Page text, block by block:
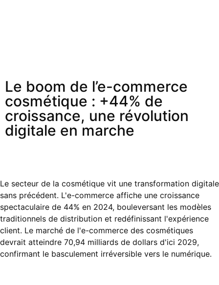
Le boom de l’e-commerce
cosmétique : +44% de
croissance, une révolution
digitale en marche
Le secteur de la cosmétique vit une transformation digitale
sans précédent. L'e-commerce affiche une croissance
spectaculaire de 44% en 2024, bouleversant les modèles
traditionnels de distribution et redéfinissant l'expérience
client. Le marché de l'e-commerce des cosmétiques
devrait atteindre 70,94 milliards de dollars d'ici 2029,
confirmant le basculement irréversible vers le numérique.